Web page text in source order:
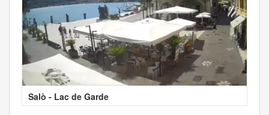
Salò - Lac de Garde